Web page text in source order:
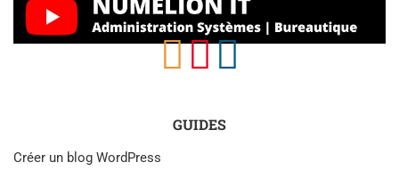
GUIDES
Créer un blog WordPress